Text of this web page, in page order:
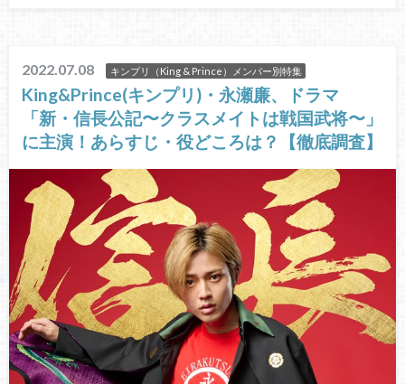
2022.07.08 キンプリ（King & Prince）メンバー別特集
King&Prince(キンプリ)・永瀬廉、ドラマ
「新・信長公記〜クラスメイトは戦国武将〜」
に主演！あらすじ・役どころは？【徹底調査】